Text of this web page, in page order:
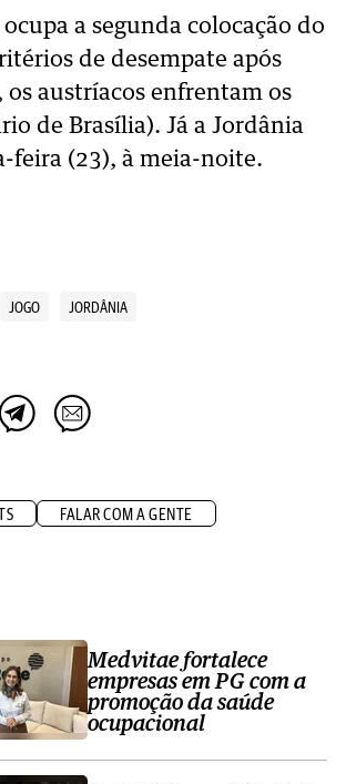
a segunda colocação do
de desempate após
austríacos enfrentam os
de Brasília). Já a Jordânia
feira (23), à meia-noite.
JOGO JORDÂNIA
FALAR COM A GENTE
Medvitae fortalece
empresas em PG com a
promoção da saúde
ocupacional